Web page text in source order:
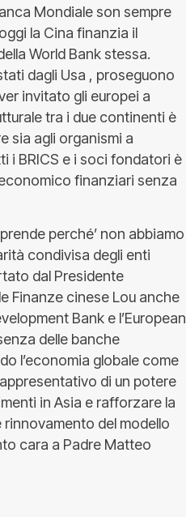
Mondiale son sempre
la Cina finanzia il
World Bank stessa.
dagli Usa , proseguono
invitato gli europei a
tra i due continenti è
sia agli organismi a
i BRICS e i soci fondatori è
finanziari senza
perché’ non abbiamo
condivisa degli enti
dal Presidente
Finanze cinese Lou anche
Bank e l’European
delle banche
l’economia globale come
di un potere
in Asia e rafforzare la
del modello
cara a Padre Matteo